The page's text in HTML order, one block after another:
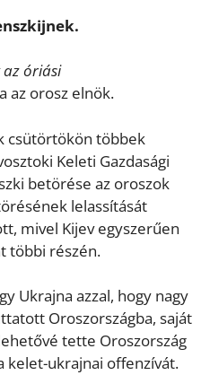
az óriási
az orosz elnök.
csütörtökön többek
Keleti Gazdasági
betörése az oroszok
lelassítását
mivel Kijev egyszerűen
többi részén.
Ukrajna azzal, hogy nagy
Oroszországba, saját
tette Oroszország
kelet-ukrajnai offenzívát.